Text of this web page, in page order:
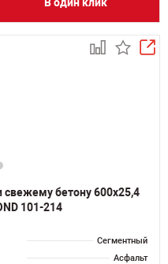
бетону 600х25,4
101-214
Сегментный
Асфальт